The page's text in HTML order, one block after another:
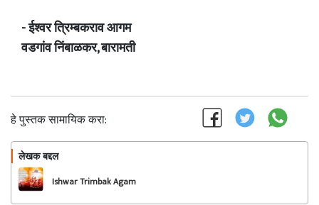
- ईश्वर त्रिम्बकराव आगम
वडगांव निंबाळकर, बारामती
हे पुस्तक सामायिक करा:
लेखक बद्दल
Ishwar Trimbak Agam